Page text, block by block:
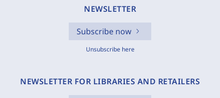
NEWSLETTER
Subscribe now
Unsubscribe here
NEWSLETTER FOR LIBRARIES AND RETAILERS